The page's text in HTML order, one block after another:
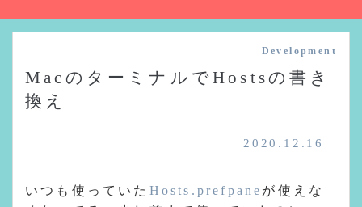
Development
MacのターミナルでHostsの書き
換え
2020.12.16
いつも使っていた Hosts.prefpane が使えな